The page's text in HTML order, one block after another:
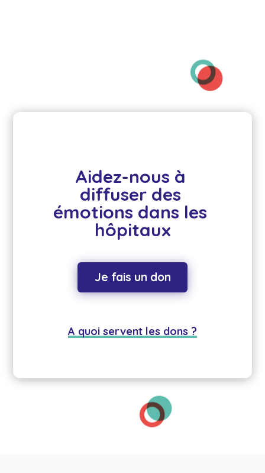
Aidez-nous à
diffuser des
émotions dans les
hôpitaux
Je fais un don
A quoi servent les dons ?